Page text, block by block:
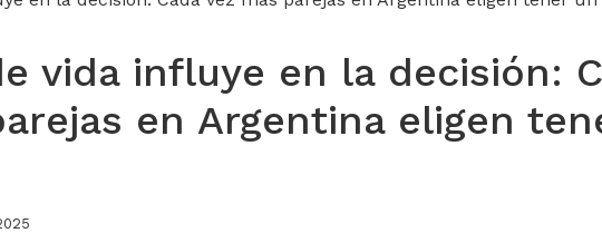
vida influye en la decisión:
en Argentina eligen